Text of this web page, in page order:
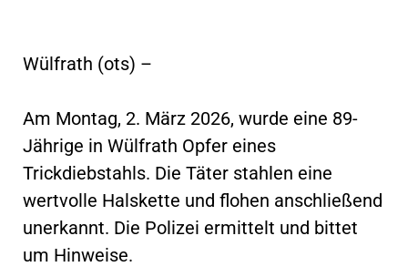
Wülfrath (ots) –
Am Montag, 2. März 2026, wurde eine 89-
Jährige in Wülfrath Opfer eines
Trickdiebstahls. Die Täter stahlen eine
wertvolle Halskette und flohen anschließend
unerkannt. Die Polizei ermittelt und bittet
um Hinweise.